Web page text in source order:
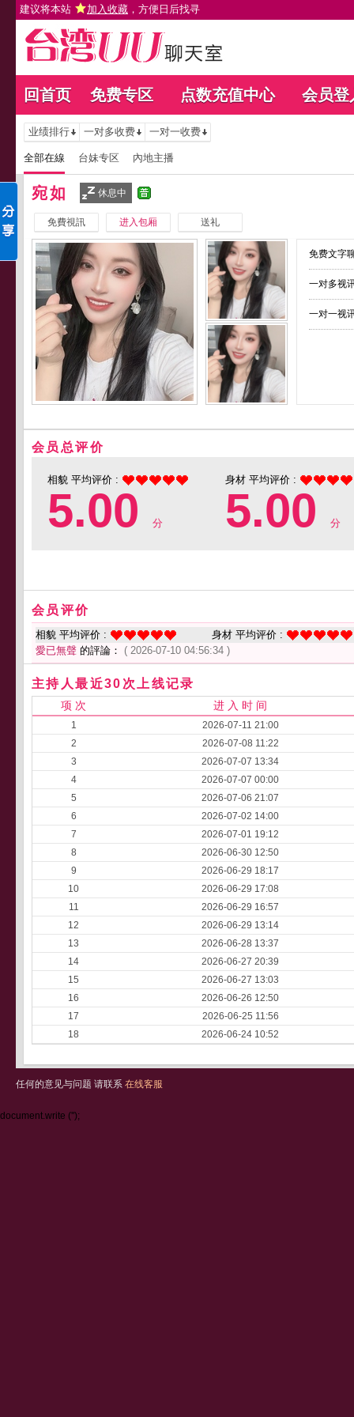
建议将本站 加入收藏 ，方便日后找寻
回首页 免费专区 点数充值中心 会员登
业绩排行 一对多收费 一对一收费
全部在線 台妹专区 內地主播
宛如 休息中
免費視訊 进入包厢 送礼
免费文字
一对多视
一对一视
会员总评价
相貌 平均评价 :
5.00 分
身材 平均评价 :
5.00 分
会员评价
相貌 平均评价 :
身材 平均评价 :
愛已無聲 的評論： ( 2026-07-10 04:56:34 )
主持人最近30次上线记录
项 次 进 入 时 间
1
2026-07-11 21:00
2
2026-07-08 11:22
3
2026-07-07 13:34
4
2026-07-07 00:00
5
2026-07-06 21:07
6
2026-07-02 14:00
7
2026-07-01 19:12
8
2026-06-30 12:50
9
2026-06-29 18:17
10
2026-06-29 17:08
11
2026-06-29 16:57
12
2026-06-29 13:14
13
2026-06-28 13:37
14
2026-06-27 20:39
15
2026-06-27 13:03
16
2026-06-26 12:50
17
2026-06-25 11:56
18
2026-06-24 10:52
任何的意见与问题 请联系 在线客服
document.write ('');